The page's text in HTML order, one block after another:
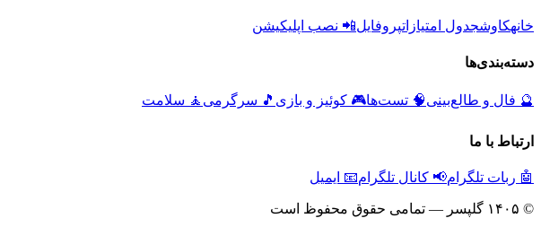
خانهکاوشجدول امتیازاتپروفایل📲 نصب اپلیکیشن
دسته‌بندی‌ها
🔮 فال و طالع‌بینی🧠 تست‌ها🎮 کوئیز و بازی 🎵 سرگرمی 🧘 سلامت
ارتباط با ما
🤖 ربات تلگرام📢 کانال تلگرام📧 ایمیل
© ۱۴۰۵ گلپسر — تمامی حقوق محفوظ است